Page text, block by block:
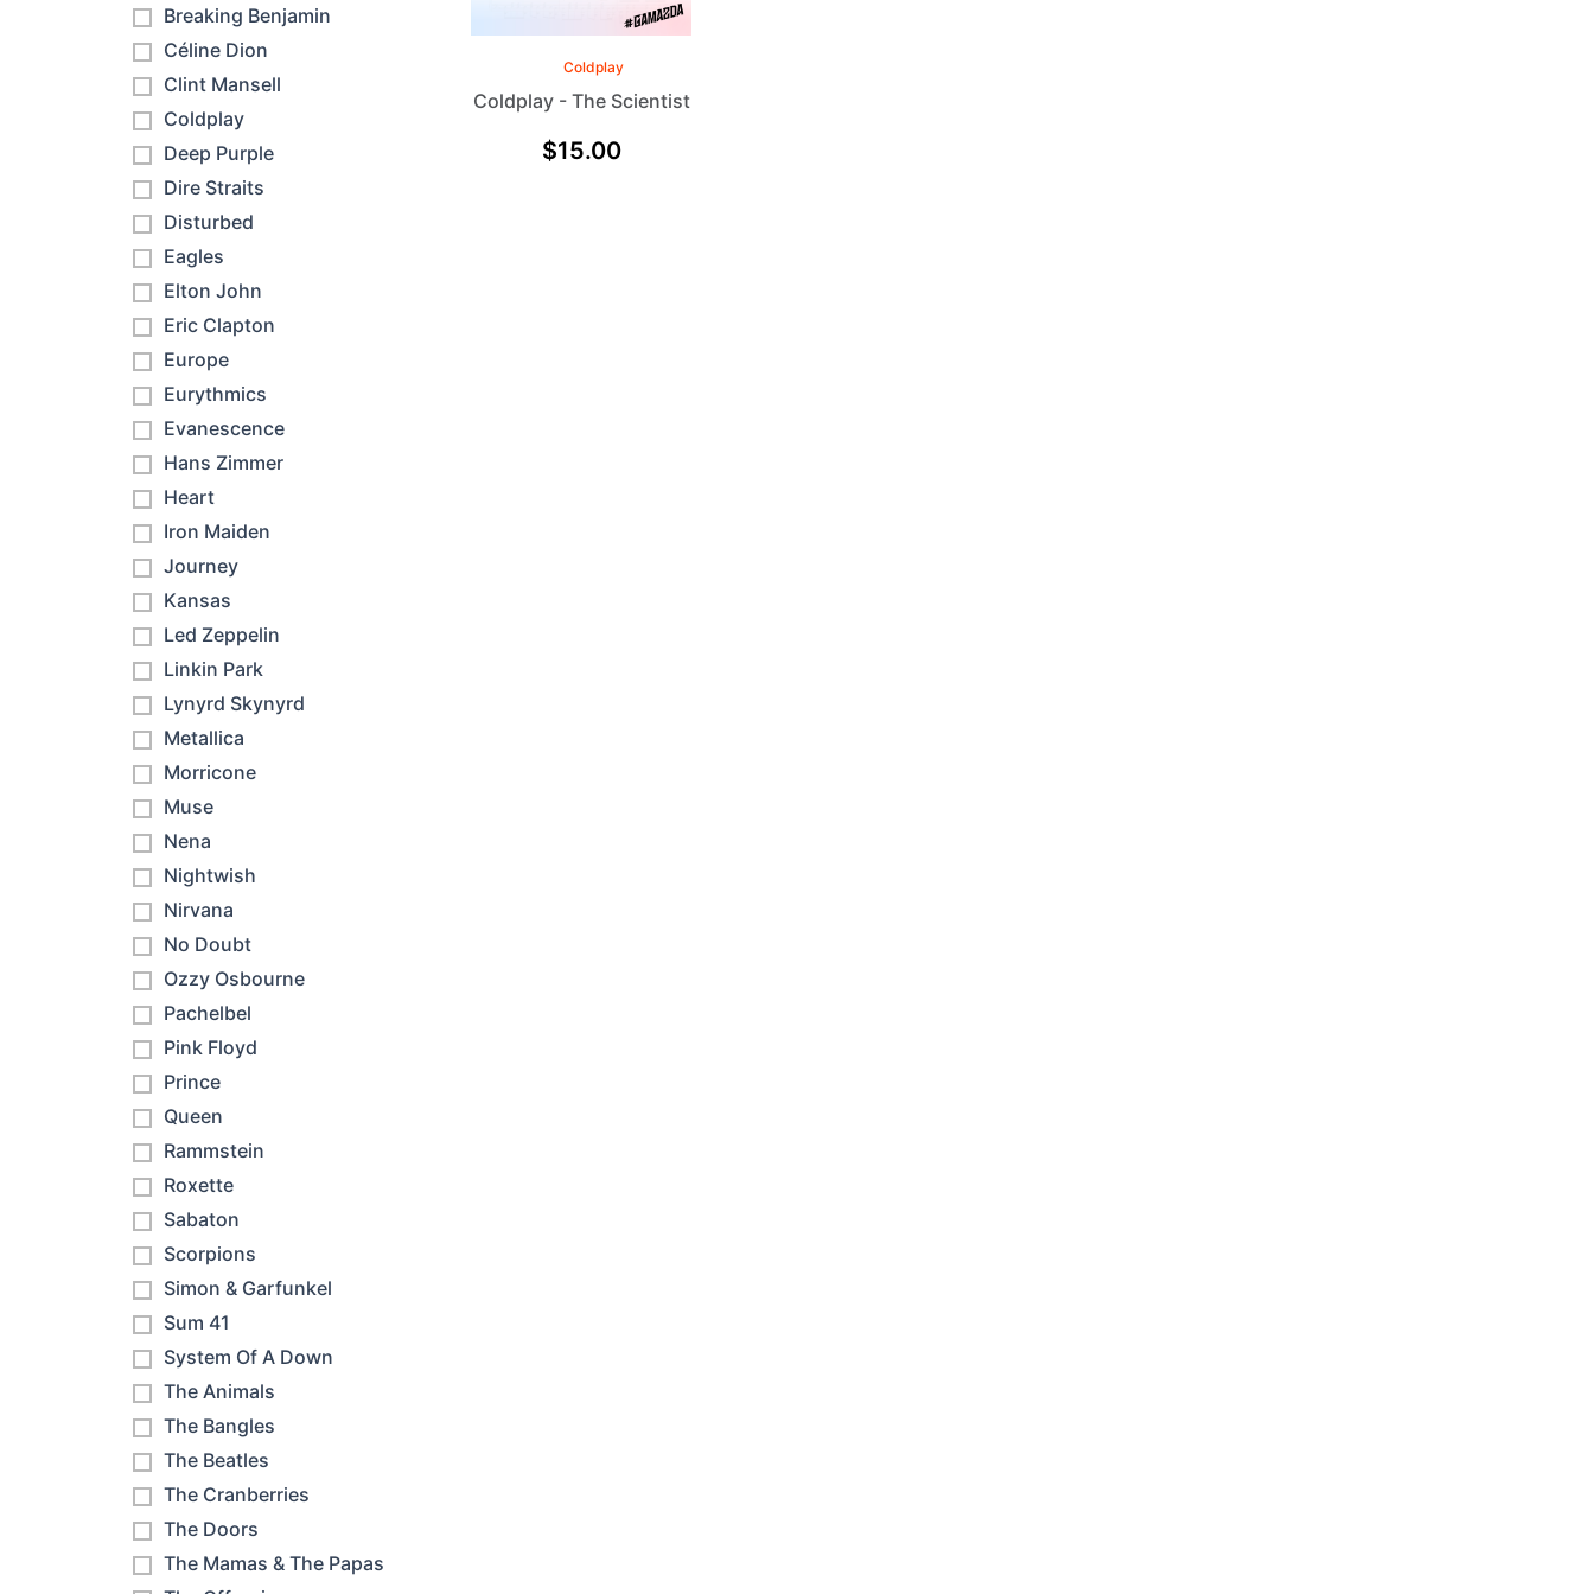
Breaking Benjamin
Céline Dion
Clint Mansell
Coldplay
Deep Purple
Dire Straits
Disturbed
Eagles
Elton John
Eric Clapton
Europe
Eurythmics
Evanescence
Hans Zimmer
Heart
Iron Maiden
Journey
Kansas
Led Zeppelin
Linkin Park
Lynyrd Skynyrd
Metallica
Morricone
Muse
Nena
Nightwish
Nirvana
No Doubt
Ozzy Osbourne
Pachelbel
Pink Floyd
Prince
Queen
Rammstein
Roxette
Sabaton
Scorpions
Simon & Garfunkel
Sum 41
System Of A Down
The Animals
The Bangles
The Beatles
The Cranberries
The Doors
The Mamas & The Papas
Coldplay
Coldplay - The Scientist
$15.00